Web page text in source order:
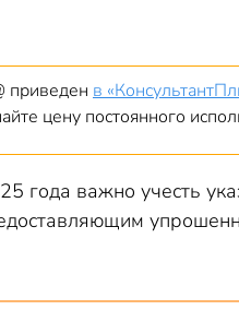
в
цену постоянного
года важно учесть